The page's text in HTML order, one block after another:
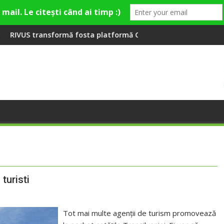
la Fashion Village
platformă Carbochim într-un nou centru cultural și de
Când luna devine o
turisti
Tot mai multe agenţii de turism promovează